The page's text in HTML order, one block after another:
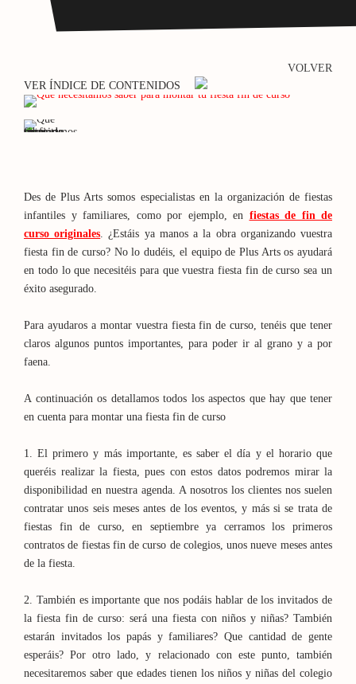
VOLVER
VER ÍNDICE DE CONTENIDOS
Des de Plus Arts somos especialistas en la organización de fiestas
infantiles y familiares, como por ejemplo, en fiestas de fin de
curso originales. ¿Estáis ya manos a la obra organizando vuestra
fiesta fin de curso? No lo dudéis, el equipo de Plus Arts os ayudará
en todo lo que necesitéis para que vuestra fiesta fin de curso sea un
éxito asegurado.
Para ayudaros a montar vuestra fiesta fin de curso, tenéis que tener
claros algunos puntos importantes, para poder ir al grano y a por
faena.
A continuación os detallamos todos los aspectos que hay que tener
en cuenta para montar una fiesta fin de curso
1. El primero y más importante, es saber el día y el horario que
queréis realizar la fiesta, pues con estos datos podremos mirar la
disponibilidad en nuestra agenda. A nosotros los clientes nos suelen
contratar unos seis meses antes de los eventos, y más si se trata de
fiestas fin de curso, en septiembre ya cerramos los primeros
contratos de fiestas fin de curso de colegios, unos nueve meses antes
de la fiesta.
2. También es importante que nos podáis hablar de los invitados de
la fiesta fin de curso: será una fiesta con niños y niñas? También
estarán invitados los papás y familiares? Que cantidad de gente
esperáis? Por otro lado, y relacionado con este punto, también
necesitaremos saber que edades tienen los niños y niñas del colegio